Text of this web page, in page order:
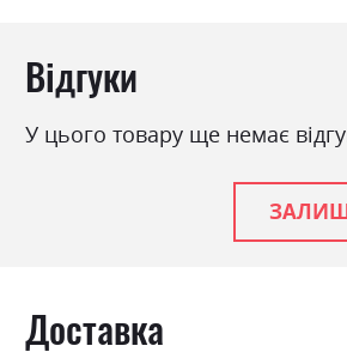
Колір матеріалу
Стиль
класика,
Відгуки
У цього товару ще немає
Доставка